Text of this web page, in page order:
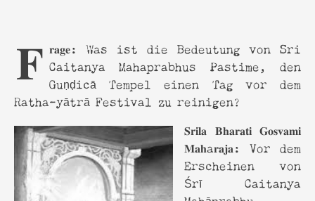
𝐅𝐫𝐚𝐠𝐞: Was ist die Bedeutung von Sri Caitanya Mahaprabhus Pastime, den
Guṇḍicā Tempel einen Tag vor dem
Ratha-yātrā Festival zu reinigen?
𝐒𝐫𝐢𝐥𝐚 𝐁𝐡𝐚𝐫𝐚𝐭𝐢 𝐆𝐨𝐬𝐯𝐚𝐦𝐢
𝐌𝐚𝐡a𝐫𝐚𝐣𝐚: Vor dem
Erscheinen von
Śrī Caitanya